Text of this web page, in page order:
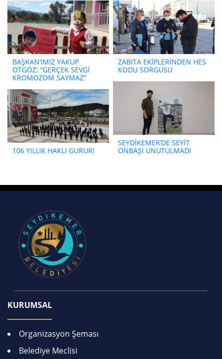
BAŞKAN’IMIZ YAKUP
OTGÖZ: “GERÇEK SEVGİ
KROMOZOM SAYMAZ”
ZABITA EKİPLERİNDEN HES
KODU SORGUSU
SEYDİKEMER’DE SEYİT
ONBAŞI UNUTULMADI
106 YILLIK HAKLI GURUR!
KURUMSAL
Organizasyon Şeması
Belediye Meclisi